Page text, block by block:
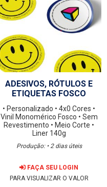
ADESIVOS, RÓTULOS E
ETIQUETAS FOSCO
• Personalizado • 4x0 Cores •
Vinil Monomérico Fosco • Sem
Revestimento • Meio Corte •
Liner 140g
Produção: • 2 dias úteis
FAÇA SEU LOGIN
PARA VISUALIZAR O VALOR